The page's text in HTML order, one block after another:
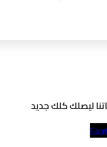
ليصلك كلك جديد